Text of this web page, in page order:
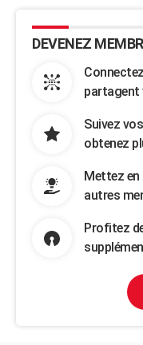
DEVENEZ
partagent
Suivez
obtenez
Mettez en
autres
Profitez